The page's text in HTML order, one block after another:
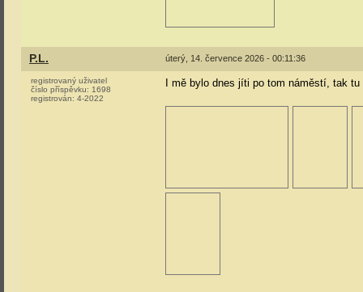
P.L. úterý, 14. července 2026 - 00:11:36
registrovaný uživatel
číslo příspěvku: 1698
registrován: 4-2022
I mě bylo dnes jíti po tom náměstí, tak